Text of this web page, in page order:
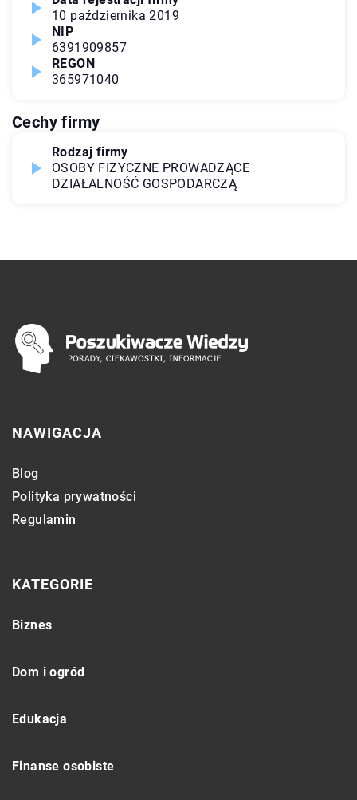
10 października 2019
NIP
6391909857
REGON
365971040
Cechy firmy
Rodzaj firmy
OSOBY FIZYCZNE PROWADZĄCE
DZIAŁALNOŚĆ GOSPODARCZĄ
NAWIGACJA
Blog
Polityka prywatności
Regulamin
KATEGORIE
Biznes
Dom i ogród
Edukacja
Finanse osobiste